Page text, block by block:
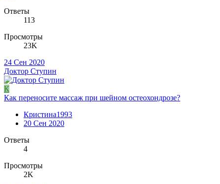
Ответы
113
Просмотры
23K
24 Сен 2020
Доктор Ступин
К
Как переносите массаж при шейном остеохондрозе?
Кристина1993
20 Сен 2020
Ответы
4
Просмотры
2K